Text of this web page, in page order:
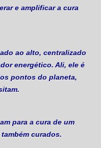
e amplificar a cura
ao alto, centralizado
energético. Ali, ele é
pontos do planeta,
para a cura de um
curados.